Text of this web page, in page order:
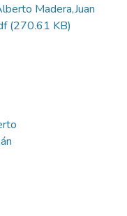
Madera,Juan
(270.61 KB)